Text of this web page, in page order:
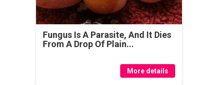
Fungus Is A Parasite, And It Dies
From A Drop Of Plain...
More details